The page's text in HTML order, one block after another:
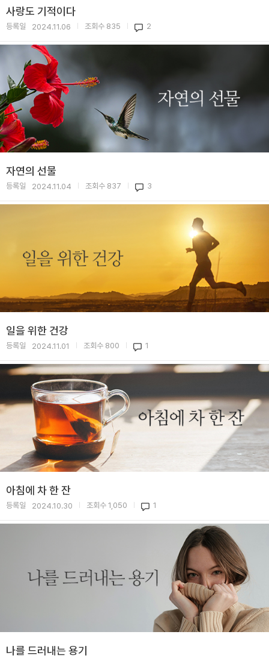
사랑도 기적이다
등록일 2024.11.06 조회수 835 2
자연의 선물
등록일 2024.11.04 조회수 837 3
일을 위한 건강
등록일 2024.11.01 조회수 800 1
아침에 차 한 잔
등록일 2024.10.30 조회수 1,050 1
나를 드러내는 용기